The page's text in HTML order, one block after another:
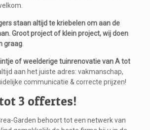
staan altijd te kriebelen om aan de
Groot project of klein project, wij doen
graag.
of weelderige tuinrenovatie van A tot
aan het juiste adres: vakmanschap,
communicatie & correcte prijzen!
3 offertes!
Garden behoort tot een netwerk van